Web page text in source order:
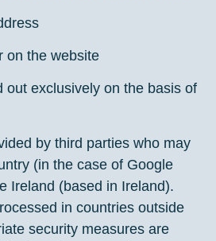
the website
out exclusively on the basis of
by third parties who may
(in the case of Google
Ireland (based in Ireland).
in countries outside
security measures are